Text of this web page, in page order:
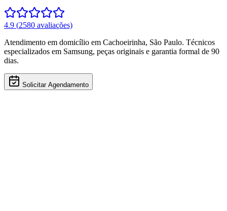
4.9 (2580 avaliações)
Atendimento em domicílio em Cachoeirinha, São Paulo. Técnicos
especializados em Samsung, peças originais e garantia formal de 90
dias.
Solicitar Agendamento